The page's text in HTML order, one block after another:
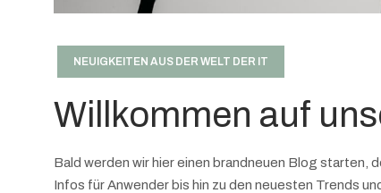
NEUIGKEITEN AUS DER WELT DER IT
Willkommen auf
Bald werden wir hier einen brandneuen Blog
Infos für Anwender bis hin zu den neuesten Trends